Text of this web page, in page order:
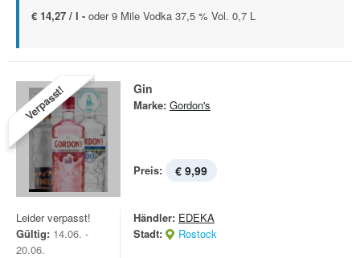
€ 14,27 / l - oder 9 Mile Vodka 37,5 % Vol. 0,7 L
Verpasst! Gin
Marke: Gordon's
Preis: € 9,99
Leider verpasst!
Gültig: 14.06. -
20.06.
Händler: EDEKA
Stadt:
Rostock